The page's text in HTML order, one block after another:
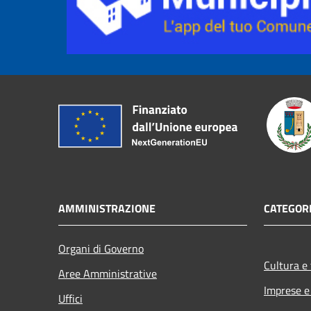
AMMINISTRAZIONE
Organi di Governo
Aree Amministrative
Uffici
Cultura
Imprese